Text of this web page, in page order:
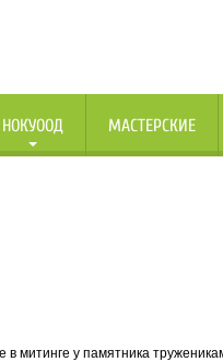
НОКУООД МАСТЕРСКИЕ
митинге у памятника